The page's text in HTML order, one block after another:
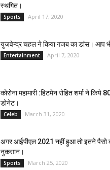
स्थगित।
Sports April 17, 2020
युजवेन्द्र चहल ने किया गजब का डांस। आप
Entertainment April 7, 2020
कोरोना महामारी :हिटमेन रोहित शर्मा ने किये
डोनेट।
Celeb March 31, 2020
अगर आईपीएल 2021 नहीं हुआ तो इतने पैसो
नुकसान।
Sports March 25, 2020